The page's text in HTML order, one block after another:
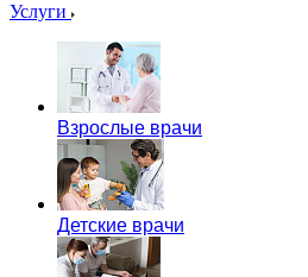
Услуги
Взрослые врачи
Детские врачи